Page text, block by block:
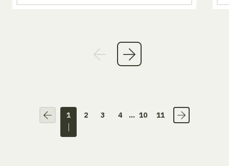
1 2 3 4 ... 10 11